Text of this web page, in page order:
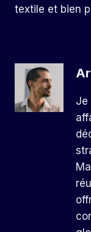
textile et bien
Je